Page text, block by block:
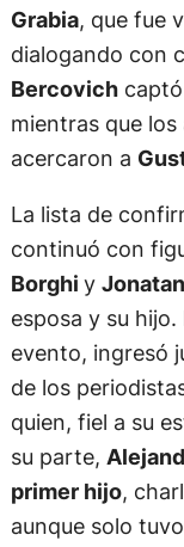
Grabia, que fue
dialogando con
Bercovichcaptó
mientras que
acercaron a
La lista de
continuó con
Borghi y
esposa y su hijo.
evento, ingresó
de los
quien, fiel a su
su parte,
primer hijo,
aunque solo